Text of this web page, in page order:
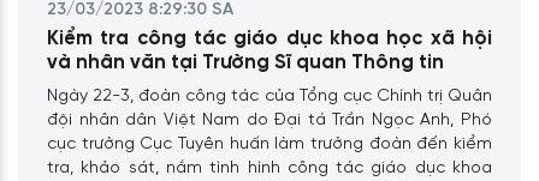
23/03/2023 8:29:30 SA
Kiểm tra công tác giáo dục khoa học xã hội
và nhân văn tại Trường Sĩ quan Thông tin
Ngày 22-3, đoàn công tác của Tổng cục Chính trị Quân
đội nhân dân Việt Nam do Đại tá Trần Ngọc Anh, Phó
cục trưởng Cục Tuyên huấn làm trưởng đoàn đến kiểm
tra, khảo sát, nắm tình hình công tác giáo dục khoa